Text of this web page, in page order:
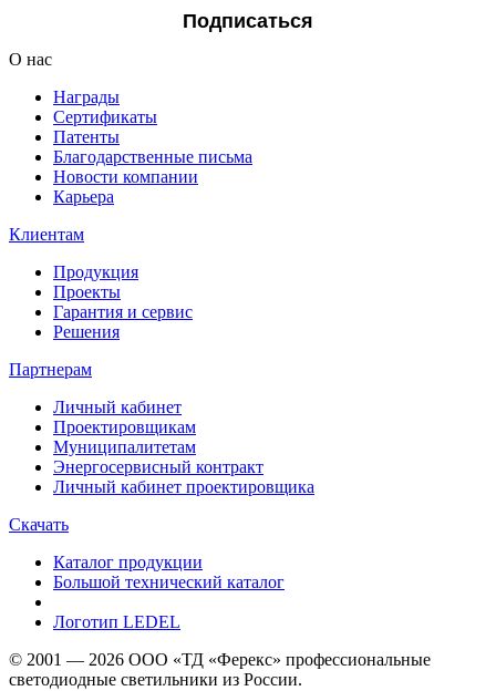
Подписаться
О нас
Награды
Сертификаты
Патенты
Благодарственные письма
Новости компании
Карьера
Клиентам
Продукция
Проекты
Гарантия и сервис
Решения
Партнерам
Личный кабинет
Проектировщикам
Муниципалитетам
Энергосервисный контракт
Личный кабинет проектировщика
Скачать
Каталог продукции
Большой технический каталог
Логотип LEDEL
© 2001 — 2026 ООО «ТД «Ферекс» профессиональные
светодиодные светильники из России.